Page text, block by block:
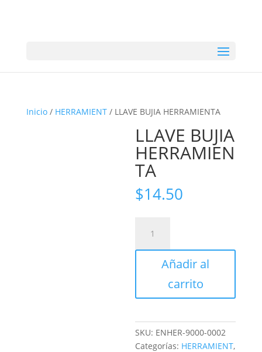
Inicio/ HERRAMIENT/ LLAVE BUJIA HERRAMIENTA
LLAVE BUJIA
HERRAMIEN
TA
$14.50
BUJIA
HERRAMIENTA
cantidadAñadir al
carrito
SKU: ENHER-9000-0002
Categorías: HERRAMIENT,